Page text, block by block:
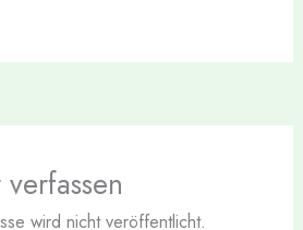
wird nicht veröffentlicht.